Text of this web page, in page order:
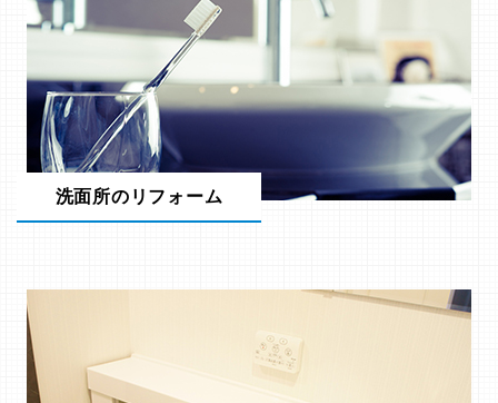
洗面所のリフォーム